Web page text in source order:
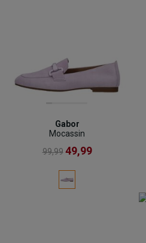
Gabor
Mocassin
99,99 49,99